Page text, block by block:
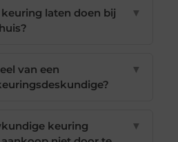
laten doen bij
▼
van een
▼
keuring
▼